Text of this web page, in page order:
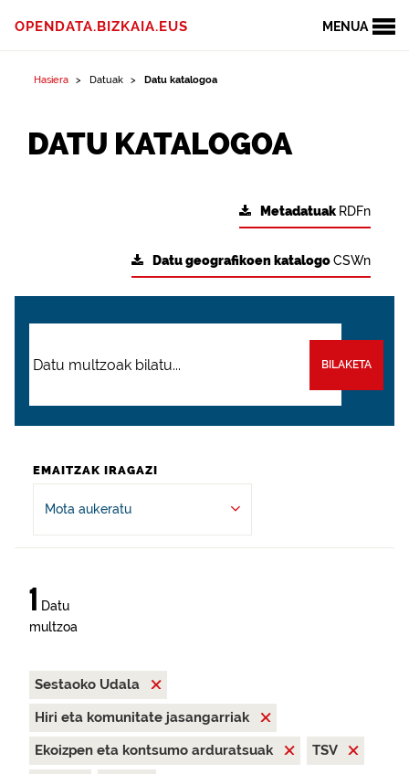
MENUA
OPENDATA.BIZKAIA.EUS
Hasiera Datuak Datu katalogoa
DATU KATALOGOA
Metadatuak RDFn
Datu geografikoen katalogoCSWn
BILAKETA
EMAITZAK IRAGAZI
Mota aukeratu
1 Datu
multzoa
Sestaoko Udala
Hiri eta komunitate jasangarriak
Ekoizpen eta kontsumo arduratsuak
TSV